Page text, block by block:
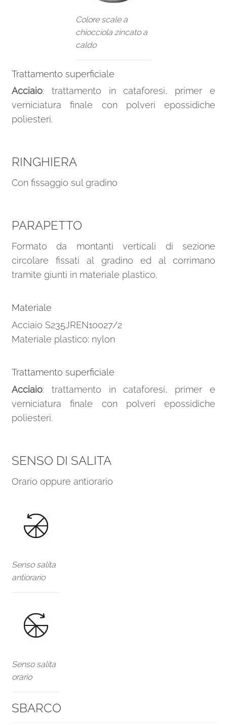
Colore scale a
chiocciola zincato a
caldo
Trattamento superficiale
Acciaio: trattamento in cataforesi, primer e
verniciatura finale con polveri epossidiche
poliesteri.
RINGHIERA
Con fissaggio sul gradino
PARAPETTO
Formato da montanti verticali di sezione
circolare fissati al gradino ed al corrimano
tramite giunti in materiale plastico.
Materiale
Acciaio S235JREN10027/2
Materiale plastico: nylon
Trattamento superficiale
Acciaio: trattamento in cataforesi, primer e
verniciatura finale con polveri epossidiche
poliesteri.
SENSO DI SALITA
Orario oppure antiorario
Senso salita
antiorario
Senso salita
orario
SBARCO